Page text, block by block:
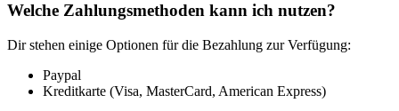
Welche Zahlungsmethoden kann ich nutzen?
Dir stehen einige Optionen für die Bezahlung zur Verfügung:
Paypal
Kreditkarte (Visa, MasterCard, American Express)